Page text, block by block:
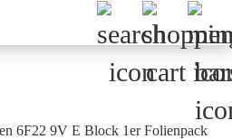
6F22 9V E Block 1er Folienpack